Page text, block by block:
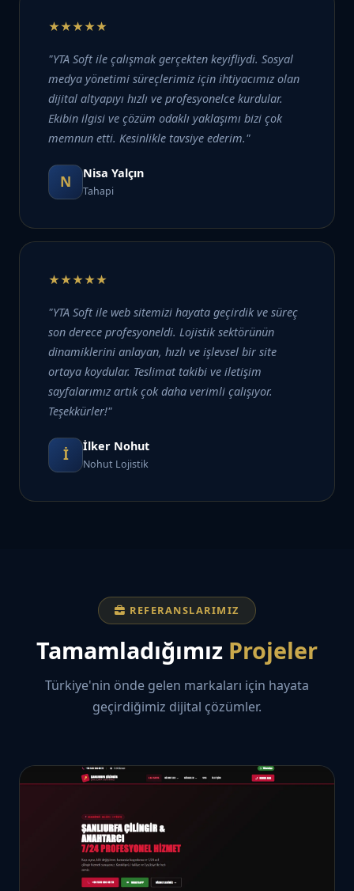
★★★★★
"YTA Soft ile çalışmak gerçekten keyifliydi. Sosyal
medya yönetimi süreçlerimiz için ihtiyacımız olan
dijital altyapıyı hızlı ve profesyonelce kurdular.
Ekibin ilgisi ve çözüm odaklı yaklaşımı bizi çok
memnun etti. Kesinlikle tavsiye ederim."
N Nisa Yalçın
Tahapi
★★★★★
"YTA Soft ile web sitemizi hayata geçirdik ve süreç
son derece profesyoneldi. Lojistik sektörünün
dinamiklerini anlayan, hızlı ve işlevsel bir site
ortaya koydular. Teslimat takibi ve iletişim
sayfalarımız artık çok daha verimli çalışıyor.
Teşekkürler!"
İ İlker Nohut
Nohut Lojistik
REFERANSLARIMIZ
Tamamladığımız Projeler
Türkiye'nin önde gelen markaları için hayata
geçirdiğimiz dijital çözümler.